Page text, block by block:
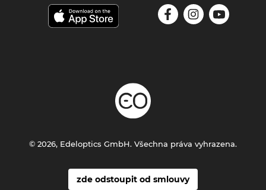
zde odstoupit od smlouvy
© 2026, Edeloptics GmbH. Všechna práva vyhrazena.